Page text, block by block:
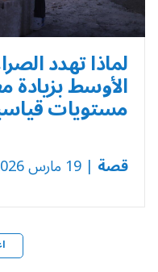
لماذا تهدد
الأوسط بزيادة
مستويات
قصة | 19 مارس 2026